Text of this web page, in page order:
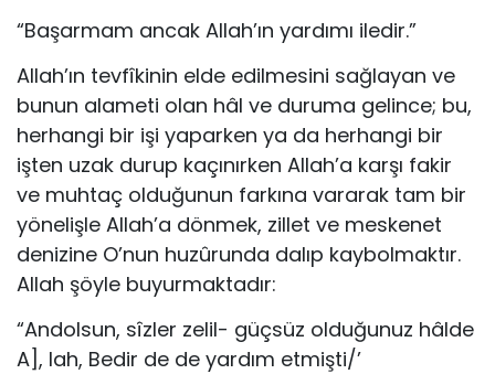
“Başarmam ancak Allah’ın yardımı iledir.”
Allah’ın tevfîkinin elde edilmesini sağlayan ve
bunun ala­meti olan hâl ve duruma gelince; bu,
herhangi bir işi yaparken ya da herhangi bir
işten uzak durup kaçınırken Allah’a karşı fakir
ve muhtaç olduğunun farkına vararak tam bir
yönelişle Allah’a dönmek, zillet ve meskenet
denizine O’nun huzûrunda dalıp kaybolmaktır.
Allah şöyle buyurmaktadır:
“Andolsun, sîzler zelil- güçsüz olduğunuz hâlde
A], lah, Bedir de de yardım etmişti/’